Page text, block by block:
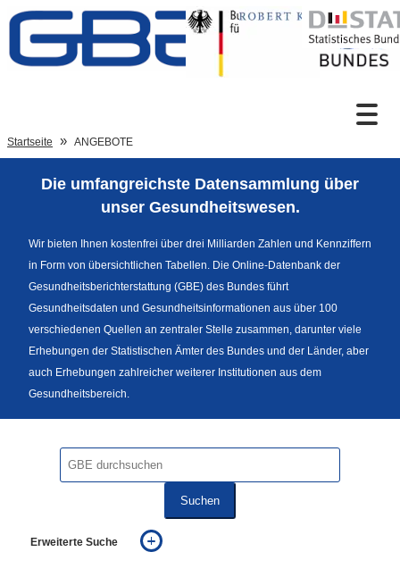
Zum Inhalt
Sprachumschaltung
Fußzeile
Startseite ANGEBOTE
Die umfangreichste Datensammlung über
unser Gesundheitswesen.
Wir bieten Ihnen kostenfrei über drei Milliarden Zahlen und Kennziffern
in Form von übersichtlichen Tabellen. Die Online-Datenbank der
Gesundheitsberichterstattung (GBE) des Bundes führt
Gesundheitsdaten und Gesundheitsinformationen aus über 100
verschiedenen Quellen an zentraler Stelle zusammen, darunter viele
Erhebungen der Statistischen Ämter des Bundes und der Länder, aber
auch Erhebungen zahlreicher weiterer Institutionen aus dem
Gesundheitsbereich.
Suchen
Erweiterte Suche